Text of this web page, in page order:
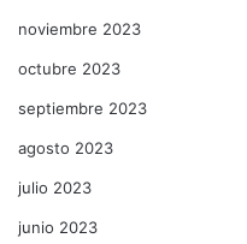
noviembre 2023
octubre 2023
septiembre 2023
agosto 2023
julio 2023
junio 2023